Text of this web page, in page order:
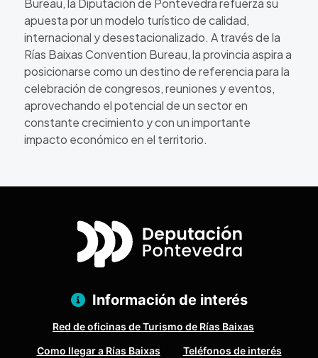
Bureau, la Diputación de Pontevedra refuerza su
apuesta por un modelo turístico de calidad,
internacional y desestacionalizado. A través de la
Rías Baixas Convention Bureau, la provincia aspira a
posicionarse como un destino de referencia para la
celebración de congresos, reuniones y eventos,
aprovechando el potencial de un sector en
constante crecimiento y con un importante
impacto económico en el territorio.
Información de interés
Red de oficinas de Turismo de Rías Baixas
Como llegar a Rías Baixas
Teléfonos de interés